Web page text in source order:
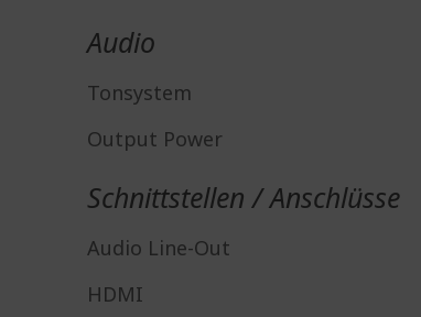
Audio
Tonsystem
Output Power
Schnittstellen / Anschlüsse
Audio Line-Out
HDMI